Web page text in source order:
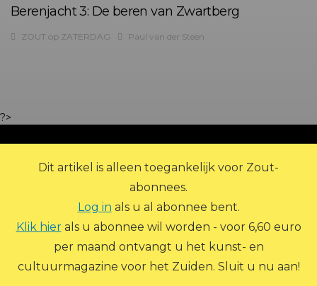
Dit artikel is alleen toegankelijk voor Zout-
abonnees.
Log in als u al abonnee bent.
Klik hierals u abonnee wil worden - voor 6,60 euro
per maand ontvangt u het kunst- en
cultuurmagazine voor het Zuiden. Sluit u nu aan!
Berenjacht 3: De beren van Zwartberg
ZOUT op ZATERDAG Paul van der Steen
?>
© 2026 Zout Magazine. Alle rechten voorbehouden.